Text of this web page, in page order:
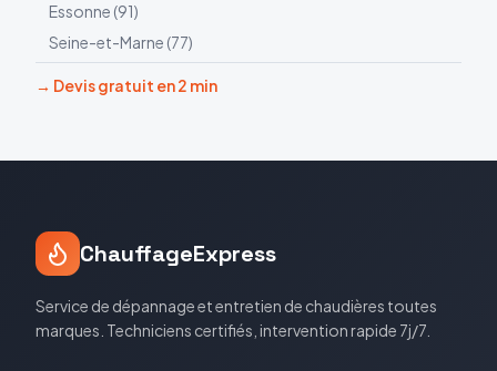
Essonne (91)
Seine-et-Marne (77)
→ Devis gratuit en 2 min
ChauffageExpress
Service de dépannage et entretien de chaudières toutes
marques. Techniciens certifiés, intervention rapide 7j/7.